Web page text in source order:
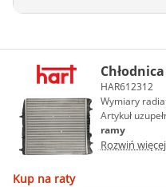
HAR612312
Wymiary
Artykuł
ramy
Rozwiń
Kup na raty